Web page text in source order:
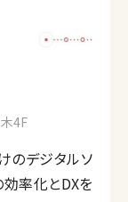
4F
のデジタルソ
効率化とDXを